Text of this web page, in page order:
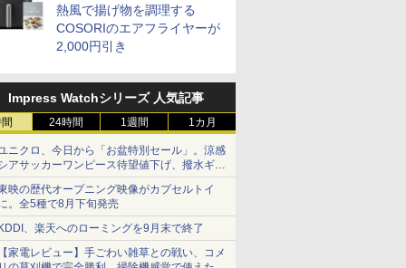
熱風で揚げ物を調理する
COSORIのエアフライヤーが
2,000円引き
Impress Watchシリーズ 人気記事
24時間 1週間 1カ月
ニクロ、今日から「お盆特別セール」。涼感
アサッカーワンピース待望値下げ、撥水ギア
ョーツは1990円に
映の歴代オープニング映像がカプセルトイ
。全5種で8月下旬発売
、楽天へのローミングを9月末で終了
家電レビュー】手ごわい雑草との戦い、コメ